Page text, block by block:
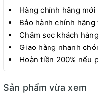
Hàng chính hãng mới
Bảo hành chính hãng
Chăm sóc khách
Giao hàng nhanh
Hoàn tiền 200% nếu
Sản phẩm vừa xem